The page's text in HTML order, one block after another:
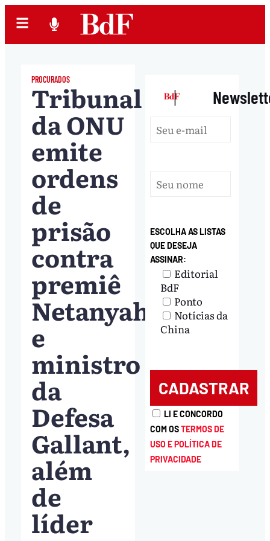
PROCURADOS
Tribunal
da ONU
emite
ordens
de
prisão
contra
premiê
Netanyahu
e
ministro
da
Defesa
Gallant,
além
de
líder
|
ESCOLHA AS LISTAS
QUE DESEJA
ASSINAR:
Editorial
BdF
Ponto
Notícias da
China
LI E CONCORDO
COM OSTERMOS DE
USO E POLÍTICA DE
PRIVACIDADE